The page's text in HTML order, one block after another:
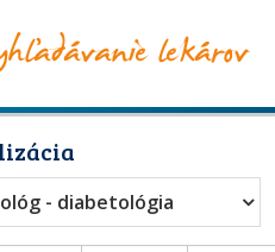
- diabetológia